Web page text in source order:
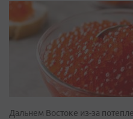
Дальнем Востоке из-за